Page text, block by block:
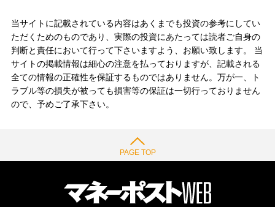
当サイトに記載されている内容はあくまでも投資の参考にしてい
ただくためのものであり、実際の投資にあたっては読者ご自身の
判断と責任において行って下さいますよう、お願い致します。 当
サイトの掲載情報は細心の注意を払っておりますが、記載される
全ての情報の正確性を保証するものではありません。万が一、ト
ラブル等の損失が被っても損害等の保証は一切行っておりません
ので、予めご了承下さい。
PAGE TOP